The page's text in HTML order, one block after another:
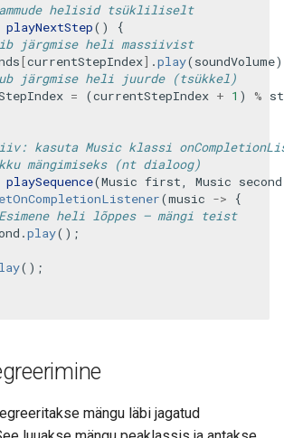
helisid tsükliliselt
playNextStep()
{
järgmise heli massiivist
[currentStepIndex] .play( soundVolume
järgmise heli juurde (tsükkel)
= (currentStepIndex + 1 ) %
kasuta Music klassi
mängimiseks (nt dialoog)
playSequence(Music first Music second
(music ->
{
heli lõppes – mängi teist
.play();
();
mängu läbi jagatud